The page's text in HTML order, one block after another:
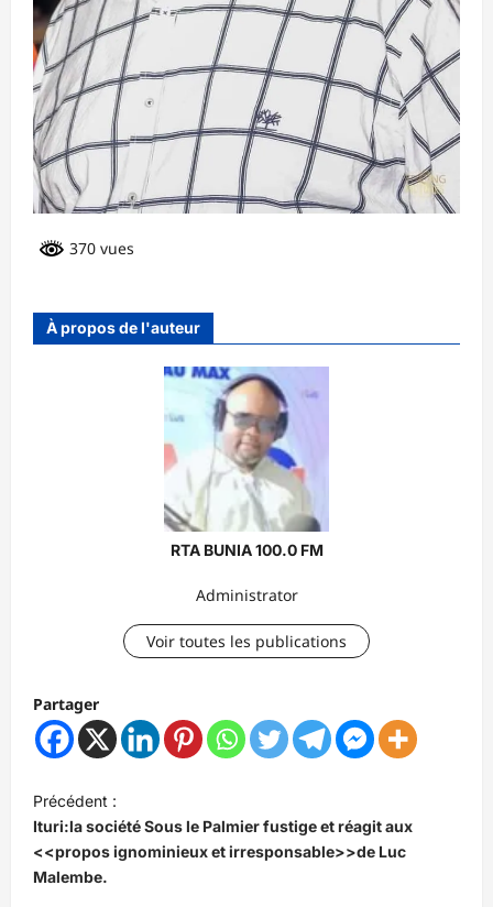
370 vues
À propos de l'auteur
RTA BUNIA 100.0 FM
Administrator
Voir toutes les publications
Partager
a
v
i
Précédent :
Ituri:la société Sous le Palmier fustige et réagit aux
<<propos ignominieux et irresponsable>>de Luc
Malembe.